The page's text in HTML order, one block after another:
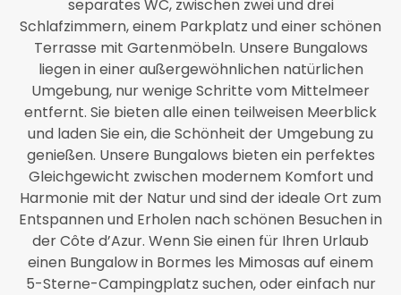
separates WC, zwischen zwei und drei
Schlafzimmern, einem Parkplatz und einer schönen
Terrasse mit Gartenmöbeln. Unsere Bungalows
liegen in einer außergewöhnlichen natürlichen
Umgebung, nur wenige Schritte vom Mittelmeer
entfernt. Sie bieten alle einen teilweisen Meerblick
und laden Sie ein, die Schönheit der Umgebung zu
genießen. Unsere Bungalows bieten ein perfektes
Gleichgewicht zwischen modernem Komfort und
Harmonie mit der Natur und sind der ideale Ort zum
Entspannen und Erholen nach schönen Besuchen in
der Côte d’Azur. Wenn Sie einen für Ihren Urlaub
einen Bungalow in Bormes les Mimosas auf einem
5-Sterne-Campingplatz suchen, oder einfach nur